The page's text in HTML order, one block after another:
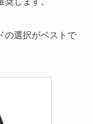
の選択がベストで